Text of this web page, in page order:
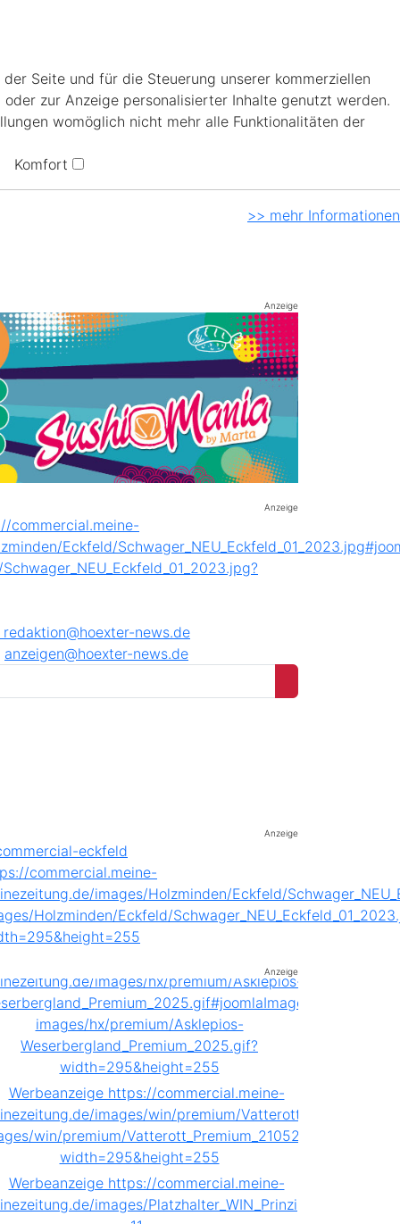
Seite und für die Steuerung unserer kommerziellen
zur Anzeige personalisierter Inhalte genutzt werden.
womöglich nicht mehr alle Funktionalitäten der
Komfort
>> mehr Informationen
Anzeige
Anzeige
redaktion@hoexter-news.de
anzeigen@hoexter-news.de
Anzeige
Anzeige